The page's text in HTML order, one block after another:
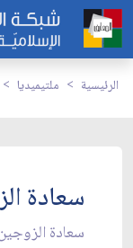
الرئيسية ملتيميديا
سعادة
سعادة